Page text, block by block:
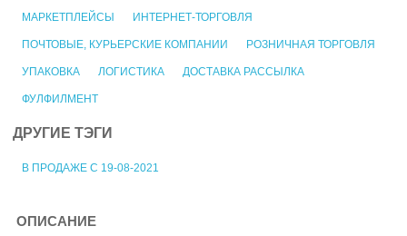
МАРКЕТПЛЕЙСЫ ИНТЕРНЕТ-ТОРГОВЛЯ
ПОЧТОВЫЕ, КУРЬЕРСКИЕ КОМПАНИИ РОЗНИЧНАЯ ТОРГОВЛЯ
УПАКОВКА ЛОГИСТИКА ДОСТАВКА РАССЫЛКА
ФУЛФИЛМЕНТ
ДРУГИЕ ТЭГИ
В ПРОДАЖЕ С 19-08-2021
ОПИСАНИЕ